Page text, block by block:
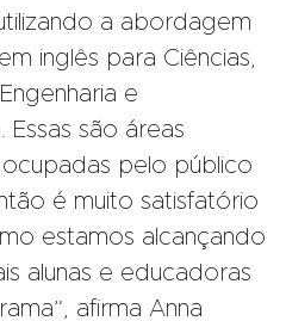
a abordagem
inglês para Ciências,
e
Essas são áreas
pelo público
é muito satisfatório
estamos alcançando
alunas e educadoras
afirma Anna